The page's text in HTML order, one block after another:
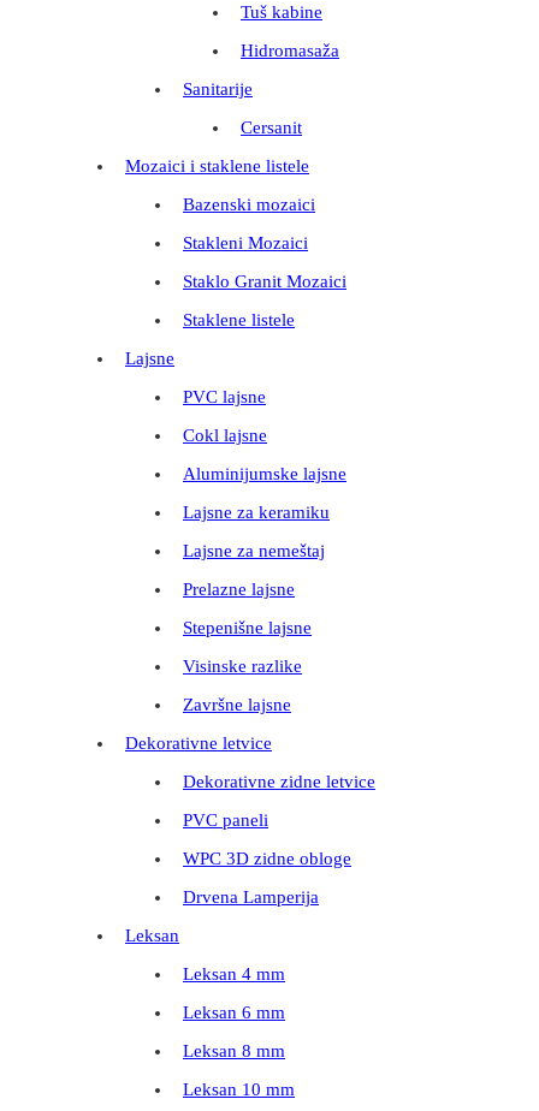
Tuš kabine
Hidromasaža
Sanitarije
Cersanit
Mozaici i staklene listele
Bazenski mozaici
Stakleni Mozaici
Staklo Granit Mozaici
Staklene listele
Lajsne
PVC lajsne
Cokl lajsne
Aluminijumske lajsne
Lajsne za keramiku
Lajsne za nemeštaj
Prelazne lajsne
Stepenišne lajsne
Visinske razlike
Završne lajsne
Dekorativne letvice
Dekorativne zidne letvice
PVC paneli
WPC 3D zidne obloge
Drvena Lamperija
Leksan
Leksan 4 mm
Leksan 6 mm
Leksan 8 mm
Leksan 10 mm